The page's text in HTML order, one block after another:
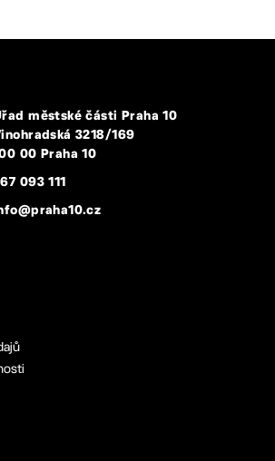
městské části Praha 10
3218/169
00 Praha 10
093 111